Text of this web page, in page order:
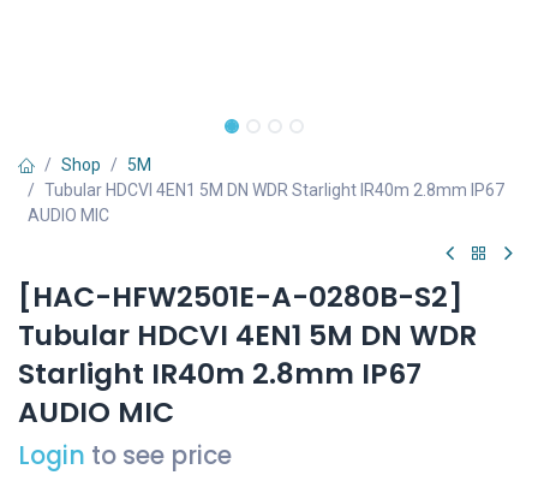
Shop
5M
Tubular HDCVI 4EN1 5M DN WDR Starlight IR40m 2.8mm IP67
AUDIO MIC
[HAC-HFW2501E-A-0280B-S2]
Tubular HDCVI 4EN1 5M DN WDR
Starlight IR40m 2.8mm IP67
AUDIO MIC
Login to see price